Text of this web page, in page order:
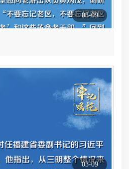
03-09
03-09